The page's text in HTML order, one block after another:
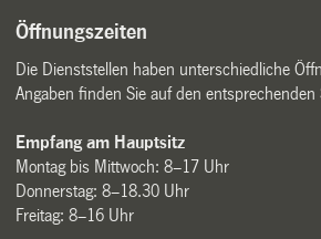
Öffnungszeiten
Die Dienststellen haben unterschiedliche
Angaben finden Sie auf den entsprechenden
Empfang am Hauptsitz
Montag bis Mittwoch: 8–17 Uhr
Donnerstag: 8–18.30 Uhr
Freitag: 8–16 Uhr